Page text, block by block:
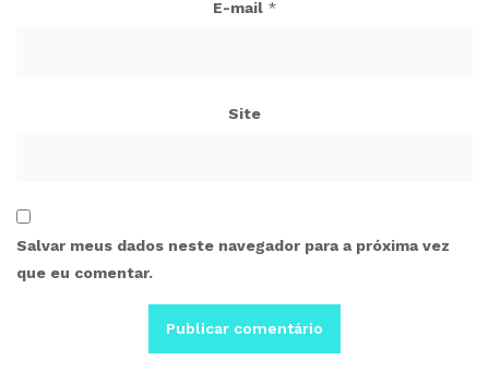
E-mail *
Site
Salvar meus dados neste navegador para a próxima vez
que eu comentar.